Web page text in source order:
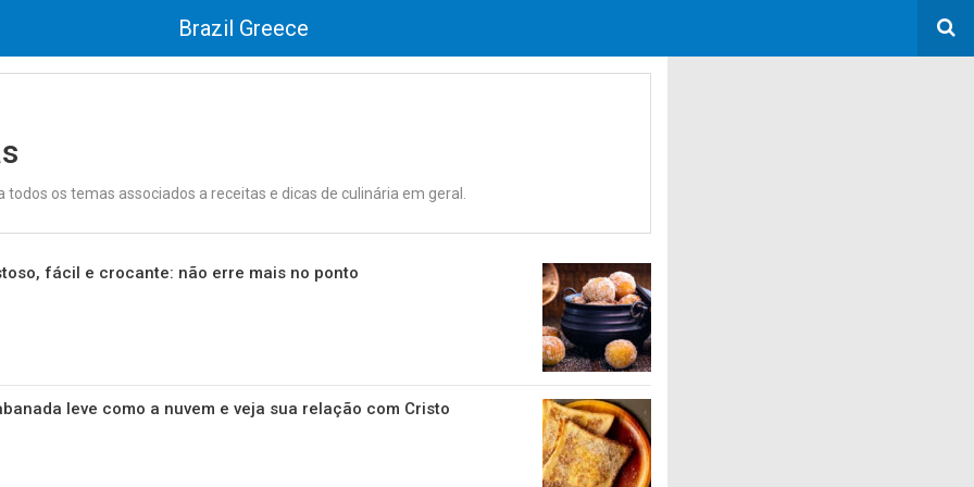
Brazil Greece
todos os temas associados a receitas e dicas de culinária em geral.
fácil e crocante: não erre mais no ponto
leve como a nuvem e veja sua relação com Cristo